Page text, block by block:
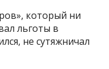
который ни
льготы в
не сутяжничал